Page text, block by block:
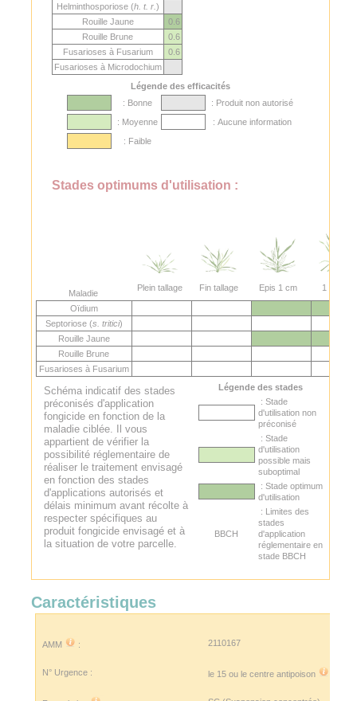
Helminthosporiose (h. t. r. )
Rouille Jaune
0.6
Rouille Brune
0.6
Fusarioses à Fusarium
0.6
Fusarioses à Microdochium
Légende des efficacités
: Bonne
: Produit non autorisé
: Moyenne
: Aucune information
: Faible
Stades optimums d'utilisation :
Maladie
Plein tallage Fin tallage Epis 1 cm 1 nœud
Oïdium
Septoriose (s. tritici)
Rouille Jaune
Rouille Brune
Fusarioses à Fusarium
Schéma indicatif des stades
préconisés d'application
fongicide en fonction de la
maladie ciblée. Il vous
appartient de vérifier la
possibilité réglementaire de
réaliser le traitement envisagé
en fonction des stades
d'applications autorisés et
délais minimum avant récolte à
respecter spécifiques au
produit fongicide envisagé et à
la situation de votre parcelle.
Légende des stades
: Stade
d'utilisation non
préconisé
: Stade
d'utilisation
possible mais
suboptimal
: Stade optimum
d'utilisation
BBCH
: Limites des
stades
d'application
réglementaire en
stade BBCH
Caractéristiques
AMM : 2110167
N° Urgence : le 15 ou le centre antipoison